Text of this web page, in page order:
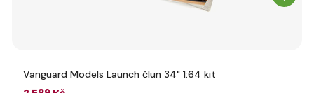
Vanguard Models Launch člun 34" 1:64 kit